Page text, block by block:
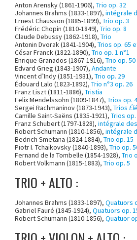
Anton Arensky (1861-1906), Trio op. 32
Johannes Brahms (1833-1897), intégrale
Ernest Chausson (1885-1899), Trio op. 3
Frédéric Chopin (1810-1849), Trio op. 8
Claude Debussy (1862-1918), Trio
Antonin Dvorak (1841-1904), Trios op. 65
César Franck (1822-1890), Trio op. 1 n°1
Enrique Granados (1867-1916), Trio op. 50
Edvard Grieg (1843-1907), Andante
Vincent d’Indy (1851-1931), Trio op. 29
Édouard Lalo (1823-1892), Trio n°3 op. 26
Franz Liszt (1811-1886), Tristia
Felix Mendelssohn (1809-1847), Trios op.
Sergei Rachmaninov (1873-1943), Trios
Camille Saint-Saëns (1835-1921), Trios
Franz Schubert (1797-1828), intégrale
Robert Schumann (1810-1856), intégrale
Bedrich Smetana (1824-1884), Trio op. 15
Piotr I. Tchaïkovsky (1840-1893), Trio op.
Fernand de la Tombelle (1854-1928), Trio
Robert Volkmann (1815-1883), Trio op. 5
TRIO + ALTO :
Johannes Brahms (1833-1897), Quatuors
Gabriel Fauré (1845-1924), Quatuors op.
Robert Schumann (1810-1856), Quatuor